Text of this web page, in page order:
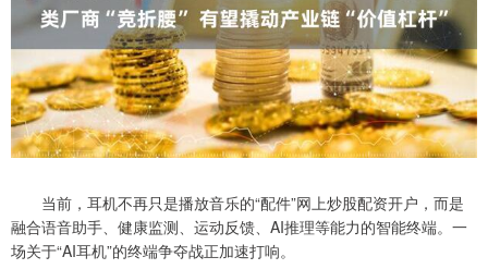
当前，耳机不再只是播放音乐的“配件”网上炒股配资开户，而是
融合语音助手、健康监测、运动反馈、AI推理等能力的智能终端。一
场关于“AI耳机”的终端争夺战正加速打响。